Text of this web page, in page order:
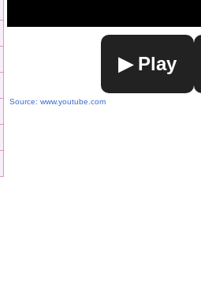
▶ Play
Source: www.youtube.com